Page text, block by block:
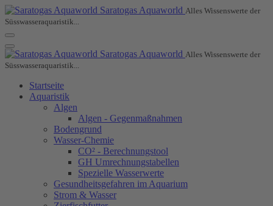
Saratogas Aquaworld Alles Wissenswerte der
Süsswasseraquaristik...
Saratogas Aquaworld Alles Wissenswerte der
Süsswasseraquaristik...
Startseite
Aquaristik
Algen
Algen - Gegenmaßnahmen
Bodengrund
Wasser-Chemie
CO² - Berechnungstool
GH Umrechnungstabellen
Spezielle Wasserwerte
Gesundheitsgefahren im Aquarium
Strom & Wasser